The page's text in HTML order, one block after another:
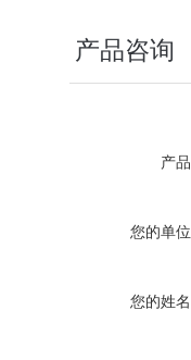
产品咨询
产品
您的单位
您的姓名